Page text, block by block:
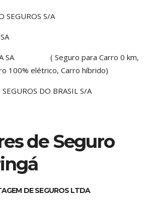
SEGUROS S/A
SA ( Seguro para Carro 0 km,
100% elétrico, Carro híbrido)
SEGUROS DO BRASIL S/A
de Seguro
DE SEGUROS LTDA